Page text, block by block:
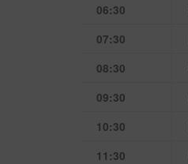
06:30
07:30
08:30
09:30
10:30
11:30